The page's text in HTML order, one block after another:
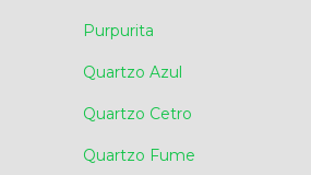
Purpurita
Quartzo Azul
Quartzo Cetro
Quartzo Fume